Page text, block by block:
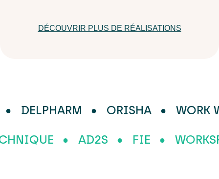
DÉCOUVRIR PLUS DE RÉALISATIONS
DELPHARM ORISHA
TECHNIQUE AD2S FIE